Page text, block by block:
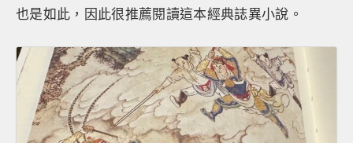
也是如此，因此很推薦閱讀這本經典誌異小說。